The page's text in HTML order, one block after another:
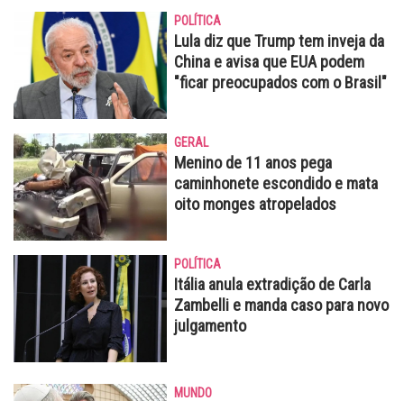
POLÍTICA
Lula diz que Trump tem inveja da
China e avisa que EUA podem
"ficar preocupados com o Brasil"
GERAL
Menino de 11 anos pega
caminhonete escondido e mata
oito monges atropelados
POLÍTICA
Itália anula extradição de Carla
Zambelli e manda caso para novo
julgamento
MUNDO